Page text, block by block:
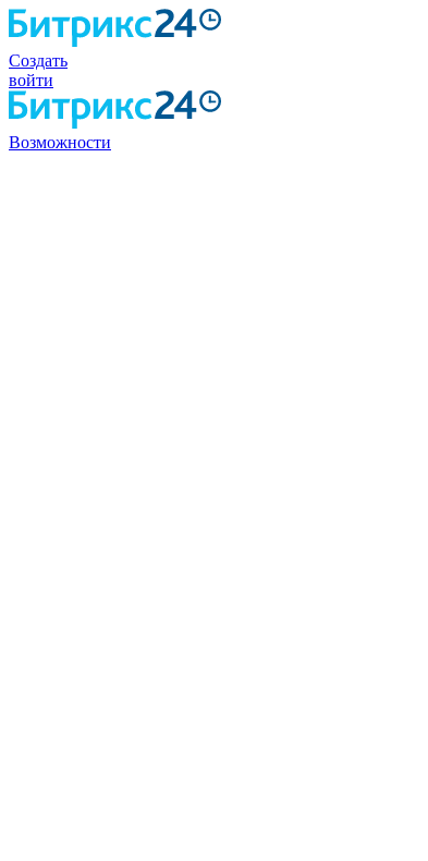
Создать
войти
Возможности